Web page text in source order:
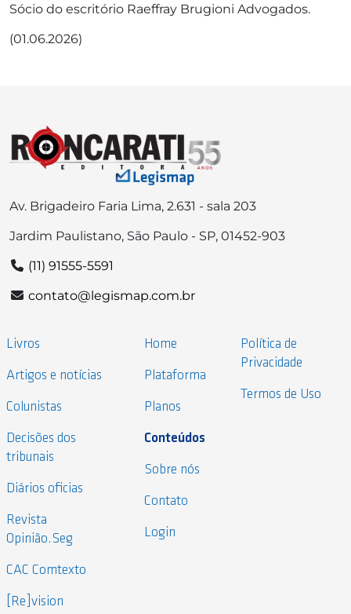
Sócio do escritório Raeffray Brugioni Advogados.
(01.06.2026)
Av. Brigadeiro Faria Lima, 2.631 - sala 203
Jardim Paulistano, São Paulo - SP, 01452-903
(11) 91555-5591
contato@legismap.com.br
Livros
Artigos e notícias
Colunistas
Decisões dos
tribunais
Diários oficias
Revista
Opinião.Seg
CAC Comtexto
[Re]vision
Home
Plataforma
Planos
Conteúdos
Sobre nós
Contato
Login
Política de
Privacidade
Termos de Uso